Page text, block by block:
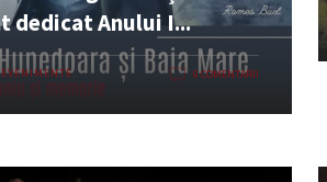
dedicat Anului I...
EVENIMENTE 0 COMENTARII